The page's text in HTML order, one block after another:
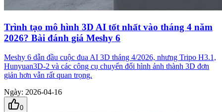
Trình tạo mô hình 3D AI tốt nhất vào tháng 4 năm
2026? Bài đánh giá Meshy 6
Meshy 6 dẫn đầu cuộc đua AI 3D tháng 4/2026, nhưng Tripo H3.1,
Hunyuan3D-2 và các công cụ chuyển đổi hình ảnh thành 3D đơn
giản hơn vẫn rất quan trọng.
Ngày: 2026-04-16
0